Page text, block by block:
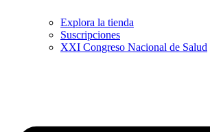
Explora la tienda
Suscripciones
XXI Congreso Nacional de Salud